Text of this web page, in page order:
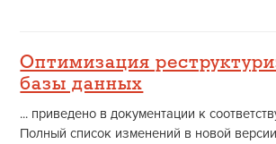
Оптимизация
базы данных
... приведено в документации к
Полный список изменений в новой